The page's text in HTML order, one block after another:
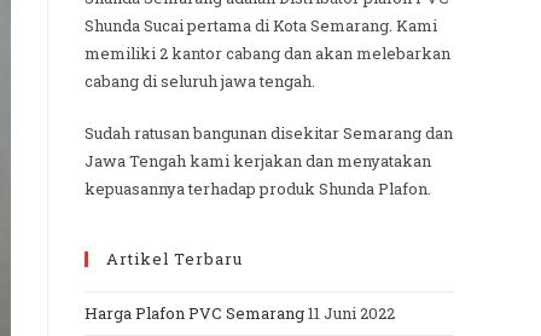
Shunda Sucai pertama di Kota Semarang. Kami
memiliki 2 kantor cabang dan akan melebarkan
cabang di seluruh jawa tengah.
Sudah ratusan bangunan disekitar Semarang dan
Jawa Tengah kami kerjakan dan menyatakan
kepuasannya terhadap produk Shunda Plafon.
Artikel Terbaru
Harga Plafon PVC Semarang11 Juni 2022